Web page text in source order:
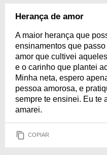
Herança de amor
A maior herança que
ensinamentos que
amor que cultivei
e o carinho que plantei
Minha neta, espero
pessoa amorosa, e
sempre te ensinei. Eu te
amarei.
COPIAR